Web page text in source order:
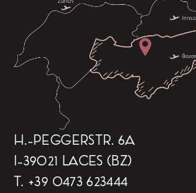
H.-PEGGERSTR. 6A
I-39021 LACES (BZ)
T. +39 0473 623444